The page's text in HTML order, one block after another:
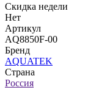
Скидка недели
Нет
Артикул
AQ8850F-00
Бренд
AQUATEK
Страна
Россия